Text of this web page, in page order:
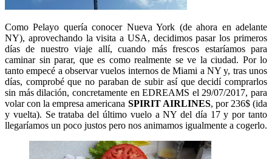
Como Pelayo quería conocer Nueva York (de ahora en adelante
NY), aprovechando la visita a USA, decidimos pasar los primeros
días de nuestro viaje allí, cuando más frescos estaríamos para
caminar sin parar, que es como realmente se ve la ciudad. Por lo
tanto empecé a observar vuelos internos de Miami a NY y, tras unos
días, comprobé que no paraban de subir así que decidí comprarlos
sin más dilación, concretamente en EDREAMS el 29/07/2017, para
volar con la empresa americana SPIRIT AIRLINES, por 236$ (ida
y vuelta). Se trataba del último vuelo a NY del día 17 y por tanto
llegaríamos un poco justos pero nos animamos igualmente a cogerlo.